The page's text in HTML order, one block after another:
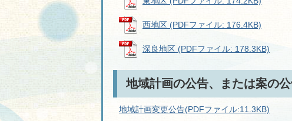
西地区 (PDFファイル: 176.4KB)
深良地区 (PDFファイル: 178.3KB)
地域計画の公告、または案の
地域計画変更公告(PDFファイル:11.3KB)